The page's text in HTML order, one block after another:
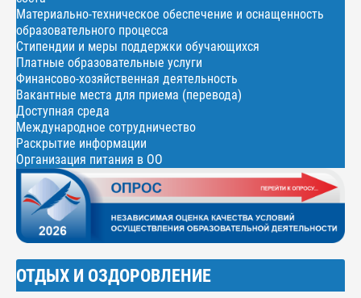
Материально-техническое обеспечение и оснащенность
образовательного процесса
Стипендии и меры поддержки обучающихся
Платные образовательные услуги
Финансово-хозяйственная деятельность
Вакантные места для приема (перевода)
Доступная среда
Международное сотрудничество
Раскрытие информации
Организация питания в ОО
ОТДЫХ И ОЗДОРОВЛЕНИЕ